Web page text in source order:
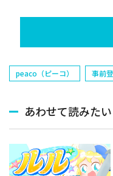
peaco（ピーコ） 事前
あわせて読みたい